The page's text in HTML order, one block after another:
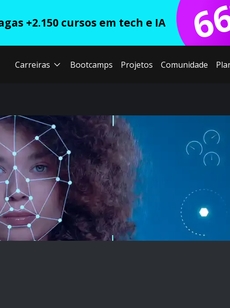
+2.150 cursos em tech e IA
Carreiras Bootcamps Projetos Comunidade